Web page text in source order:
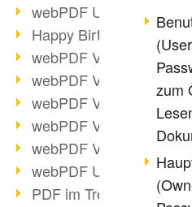
webPDF Update
Happy Birthday, PDF!
webPDF Video-Session
webPDF Video-Session
webPDF Video-Session
webPDF Video-Session
webPDF Video-Session
webPDF Update
PDF im Trend
zum